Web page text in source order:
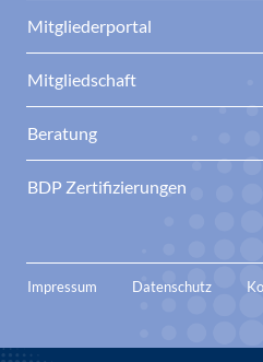
Mitgliederportal
Mitgliedschaft
Beratung
BDP Zertifizierungen
Impressum Datenschutz